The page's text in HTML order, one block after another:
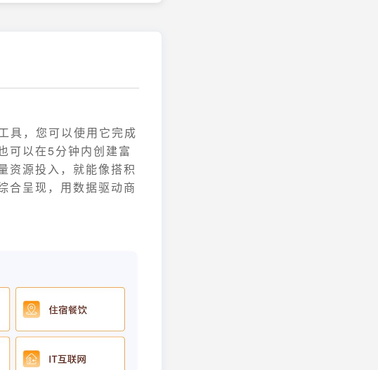
具，您可以使用它完成
可以在5分钟内创建富
资源投入，就能像搭积
合呈现，用数据驱动商